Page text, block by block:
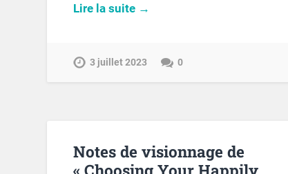
Lire la suite →
3 juillet 2023 0
Notes de visionnage de
« Choosing Your Happily